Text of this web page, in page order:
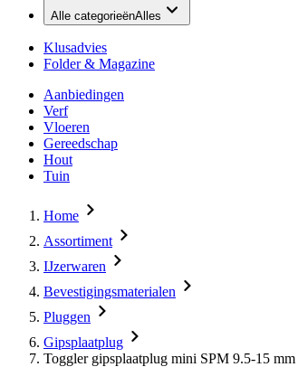
Alle categorieënAlles
Klusadvies
Folder & Magazine
Aanbiedingen
Verf
Vloeren
Gereedschap
Hout
Tuin
Home
Assortiment
IJzerwaren
Bevestigingsmaterialen
Pluggen
Gipsplaatplug
Toggler gipsplaatplug mini SPM 9.5-15 mm